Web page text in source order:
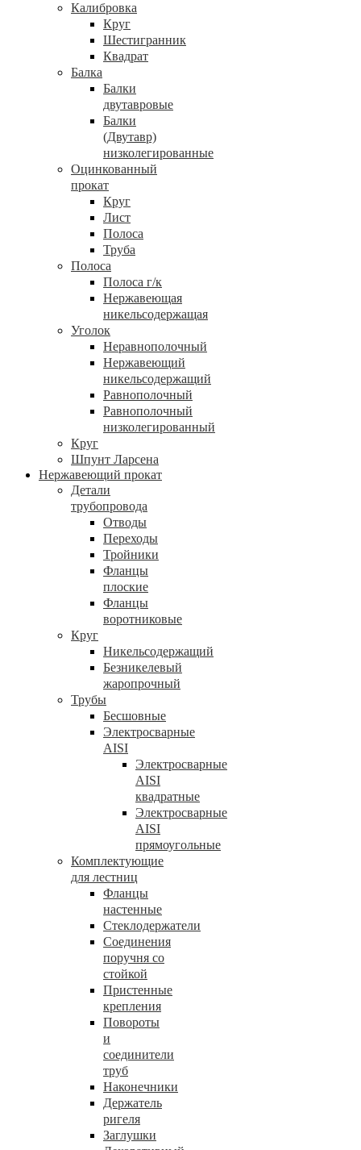
Калибровка
Круг
Шестигранник
Квадрат
Балка
Балки
двутавровые
Балки
(Двутавр)
низколегированные
Оцинкованный
прокат
Круг
Лист
Полоса
Труба
Полоса
Полоса г/к
Нержавеющая
никельсодержащая
Уголок
Неравнополочный
Нержавеющий
никельсодержащий
Равнополочный
Равнополочный
низколегированный
Круг
Шпунт Ларсена
Нержавеющий прокат
Детали
трубопровода
Отводы
Переходы
Тройники
Фланцы
плоские
Фланцы
воротниковые
Круг
Никельсодержащий
Безникелевый
жаропрочный
Трубы
Бесшовные
Электросварные
AISI
Электросварные
AISI
квадратные
Электросварные
AISI
прямоугольные
Комплектующие
для лестниц
Фланцы
настенные
Стеклодержатели
Соединения
поручня со
стойкой
Пристенные
крепления
Повороты
и
соединители
труб
Наконечники
Держатель
ригеля
Заглушки